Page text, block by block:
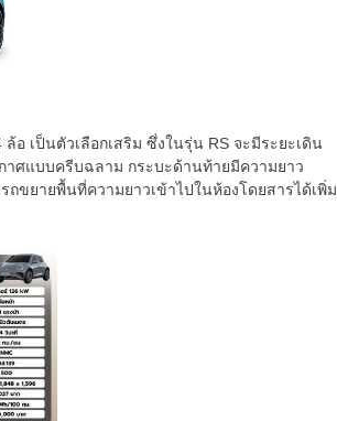
เป็นตัวเลือกเสริม ซึ่งในรุ่น RS จะมีระยะเดิน
าศแบบครีบฉลาม กระบะด้านท้ายมีความยาว
ขยายพื้นที่ความยาวเข้าไปในห้องโดยสารได้เพิ่ม